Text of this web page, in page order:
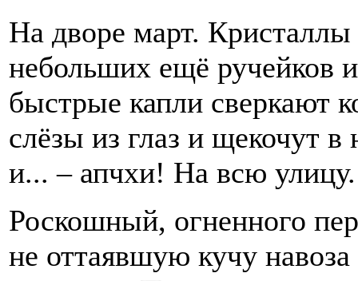
На дворе март. Кристаллы
небольших ещё ручейков
быстрые капли сверкают
слёзы из глаз и щекочут
и... – апчхи! На всю улицу.
Роскошный, огненного
не оттаявшую кучу